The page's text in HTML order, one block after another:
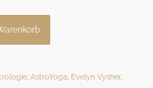
, AstroYoga, Evelyn Vysher,